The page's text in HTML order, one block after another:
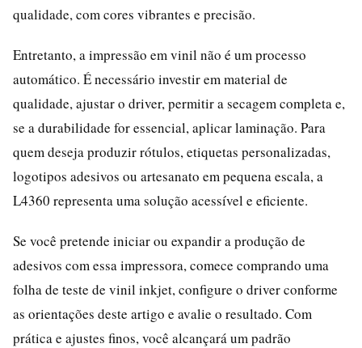
qualidade, com cores vibrantes e precisão.
Entretanto, a impressão em vinil não é um processo
automático. É necessário investir em material de
qualidade, ajustar o driver, permitir a secagem completa e,
se a durabilidade for essencial, aplicar laminação. Para
quem deseja produzir rótulos, etiquetas personalizadas,
logotipos adesivos ou artesanato em pequena escala, a
L4360 representa uma solução acessível e eficiente.
Se você pretende iniciar ou expandir a produção de
adesivos com essa impressora, comece comprando uma
folha de teste de vinil inkjet, configure o driver conforme
as orientações deste artigo e avalie o resultado. Com
prática e ajustes finos, você alcançará um padrão